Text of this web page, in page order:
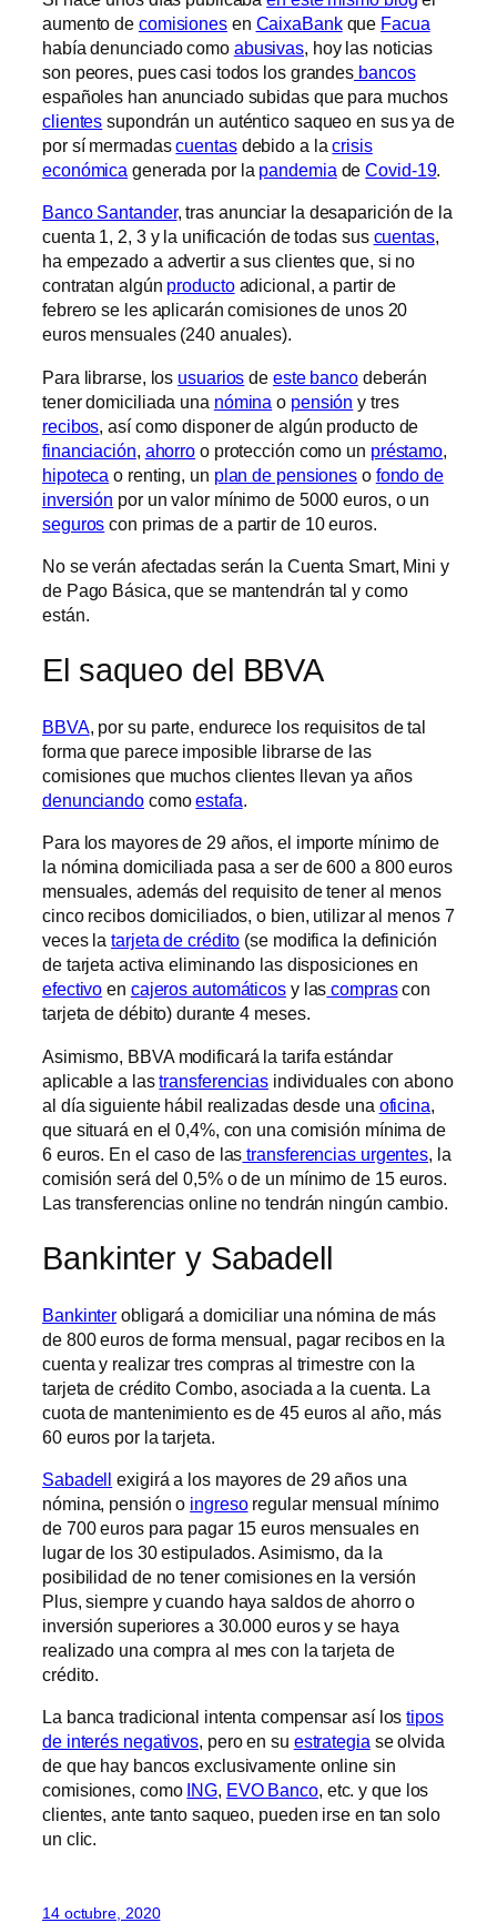
aumento de comisionesen CaixaBankque Facua
había denunciado como abusivas, hoy las noticias
son peores, pues casi todos los grandes bancos
españoles han anunciado subidas que para muchos
clientes supondrán un auténtico saqueo en sus ya de
por sí mermadascuentasdebido a lacrisis
económica generada por la pandemia deCovid-19.
Banco Santander, tras anunciar la desaparición de la
cuenta 1, 2, 3 y la unificación de todas sus cuentas,
ha empezado a advertir a sus clientes que, si no
contratan algún productoadicional, a partir de
febrero se les aplicarán comisiones de unos 20
euros mensuales (240 anuales).
Para librarse, los usuarios de este bancodeberán
tener domiciliada una nómina o pensión y tres
recibos , así como disponer de algún producto de
financiación ahorro o protección como un préstamo
hipoteca o renting, un plan de pensiones o fondo de
inversión por un valor mínimo de 5000 euros, o un
seguros con primas de a partir de 10 euros.
No se verán afectadas serán la Cuenta Smart, Mini y
de Pago Básica, que se mantendrán tal y como
están.
El saqueo del BBVA
BBVA, por su parte, endurece los requisitos de tal
forma que parece imposible librarse de las
comisiones que muchos clientes llevan ya años
denunciandocomoestafa.
Para los mayores de 29 años, el importe mínimo de
la nómina domiciliada pasa a ser de 600 a 800 euros
mensuales, además del requisito de tener al menos
cinco recibos domiciliados, o bien, utilizar al menos 7
veces latarjeta de crédito (se modifica la definición
de tarjeta activa eliminando las disposiciones en
efectivo en cajeros automáticosy las comprascon
tarjeta de débito) durante 4 meses.
Asimismo, BBVA modificará la tarifa estándar
aplicable a lastransferencias individuales con abono
al día siguiente hábil realizadas desde una oficina
que situará en el 0,4%, con una comisión mínima de
6 euros. En el caso de las transferencias urgentes , la
comisión será del 0,5% o de un mínimo de 15 euros.
Las transferencias online no tendrán ningún cambio.
Bankinter y Sabadell
Bankinter obligará a domiciliar una nómina de más
de 800 euros de forma mensual, pagar recibos en la
cuenta y realizar tres compras al trimestre con la
tarjeta de crédito Combo, asociada a la cuenta. La
cuota de mantenimiento es de 45 euros al año, más
60 euros por la tarjeta.
Sabadell exigirá a los mayores de 29 años una
nómina, pensión o ingresoregular mensual mínimo
de 700 euros para pagar 15 euros mensuales en
lugar de los 30 estipulados. Asimismo, da la
posibilidad de no tener comisiones en la versión
Plus, siempre y cuando haya saldos de ahorro o
inversión superiores a 30.000 euros y se haya
realizado una compra al mes con la tarjeta de
crédito.
La banca tradicional intenta compensar así lostipos
de interés negativos, pero en su estrategia se olvida
de que hay bancos exclusivamente online sin
comisiones, como ING, EVO Banco, etc. y que los
clientes, ante tanto saqueo, pueden irse en tan solo
un clic.
14 octubre, 2020